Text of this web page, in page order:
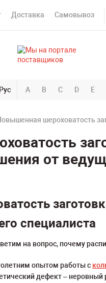
Доставка Самовывоз
Рус A B C D E
шероховатость
от
специалиста
на вопрос, почему
опытом работы с
дефект –